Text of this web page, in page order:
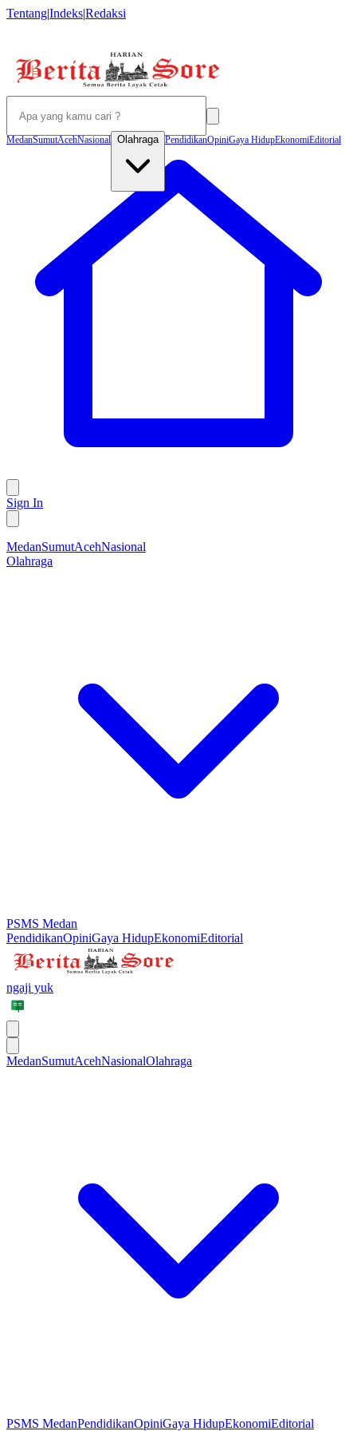
Tentang|Indeks|Redaksi
MedanSumutAcehNasional Olahraga PendidikanOpiniGaya HidupEkonomiEditorial
Sign In
MedanSumutAcehNasional
Olahraga
PSMS Medan
PendidikanOpiniGaya HidupEkonomiEditorial
ngaji yuk
MedanSumutAcehNasionalOlahraga
PSMS MedanPendidikanOpiniGaya HidupEkonomiEditorial